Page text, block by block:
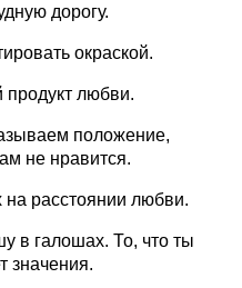
дорогу.
окраской.
продукт любви.
положение,
не нравится.
расстоянии любви.
в галошах. То, что ты
значения.